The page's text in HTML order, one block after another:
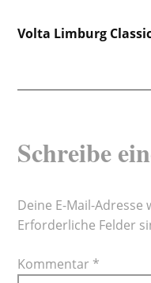
Volta Limburg
Schreibe
Deine E-Mail-
Erforderliche Felder
Kommentar *